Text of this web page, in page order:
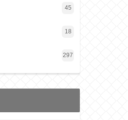
45
18
297